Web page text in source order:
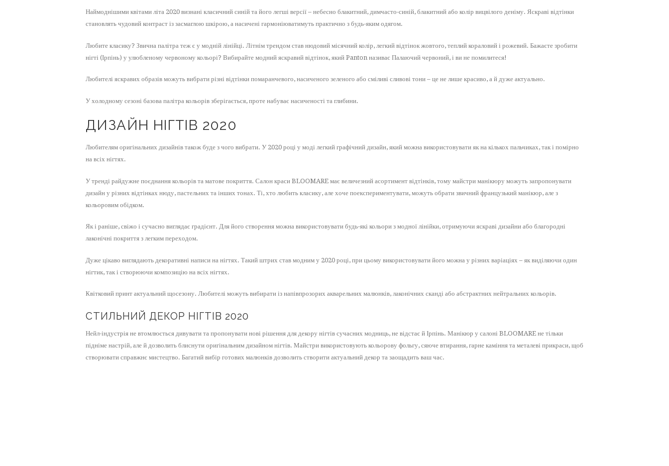
Наймоднішими квітами літа 2020 визнані класичний синій та його легші версії – небесно блакитний, димчасто-синій, блакитний або колір вицвілого деніму. Яскраві відтінки
становлять чудовий контраст із засмаглою шкірою, а насичені гармоніюватимуть практично з будь-яким одягом.
Любите класику? Звична палітра теж є у модній лінійці. Літнім трендом став нюдовий місячний колір, легкий відтінок жовтого, теплий кораловий і рожевий. Бажаєте зробити
нігті (Ірпінь) у улюбленому червоному кольорі? Вибирайте модний яскравий відтінок, який Panton називає Палаючий червоний, і ви не помилитеся!
Любителі яскравих образів можуть вибрати різні відтінки помаранчевого, насиченого зеленого або сміливі сливові тони – це не лише красиво, а й дуже актуально.
У холодному сезоні базова палітра кольорів зберігається, проте набуває насиченості та глибини.
ДИЗАЙН НІГТІВ 2020
Любителям оригінальних дизайнів також буде з чого вибрати. У 2020 році у моді легкий графічний дизайн, який можна використовувати як на кількох пальчиках, так і помірно
на всіх нігтях.
У тренді райдужне поєднання кольорів та матове покриття. Салон краси BLOOMARE має величезний асортимент відтінків, тому майстри манікюру можуть запропонувати
дизайн у різних відтінках нюду, пастельних та інших тонах. Ті, хто любить класику, але хоче поекспериментувати, можуть обрати звичний французький манікюр, але з
кольоровим обідком.
Як і раніше, свіжо і сучасно виглядає градієнт. Для його створення можна використовувати будь-які кольори з модної лінійки, отримуючи яскраві дизайни або благородні
лаконічні покриття з легким переходом.
Дуже цікаво виглядають декоративні написи на нігтях. Такий штрих став модним у 2020 році, при цьому використовувати його можна у різних варіаціях – як виділяючи один
нігтик, так і створюючи композицію на всіх нігтях.
Квітковий принт актуальний щосезону. Любителі можуть вибирати із напівпрозорих акварельних малюнків, лаконічних сканді або абстрактних нейтральних кольорів.
СТИЛЬНИЙ ДЕКОР НІГТІВ 2020
Нейл-індустрія не втомлюється дивувати та пропонувати нові рішення для декору нігтів сучасних модниць, не відстає й Ірпінь. Манікюр у салоні BLOOMARE не тільки
підніме настрій, але й дозволить блиснути оригінальним дизайном нігтів. Майстри використовують кольорову фольгу, сяюче втирання, гарне каміння та металеві прикраси, щоб
створювати справжнє мистецтво. Багатий вибір готових малюнків дозволить створити актуальний декор та заощадить ваш час.